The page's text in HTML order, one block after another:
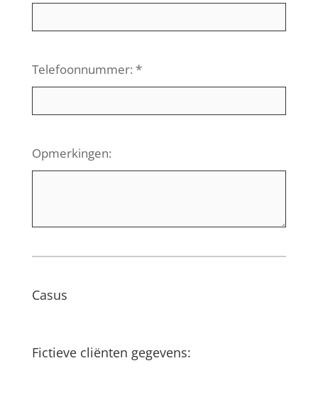
Telefoonnummer: *
Opmerkingen:
Casus
Fictieve cliënten gegevens: